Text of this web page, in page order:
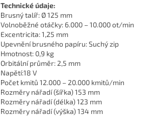
Technické údaje:
Brusný talíř: Ø 125 mm
Volnoběžné otáčky: 6.000 – 10.000 ot/min
Excentricita: 1,25 mm
Upevnění brusného papíru: Suchý zip
Hmotnost: 0,9 kg
Orbitální průměr: 2,5 mm
Napětí:18 V
Počet kmitů 12.000 – 20.000 kmitů/min
Rozměry nářadí (šířka) 153 mm
Rozměry nářadí (délka) 123 mm
Rozměry nářadí (výška) 134 mm